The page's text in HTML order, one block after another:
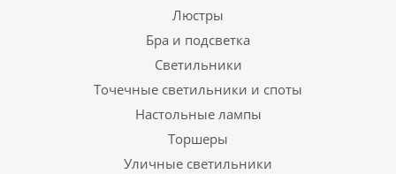
Люстры
Бра и подсветка
Светильники
Точечные светильники и споты
Настольные лампы
Торшеры
Уличные светильники